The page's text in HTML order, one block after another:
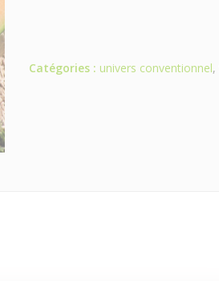
Catégories : univers conventionnel,